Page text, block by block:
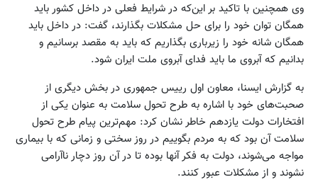
وی همچنین با تاکید بر این‌که در شرایط فعلی در داخل کشور باید
همگان توان خود را برای حل مشکلات بگذارند، گفت: در داخل باید
همگان شانه خود را زیرباری بگذاریم که باید به مقصد برسانیم و
بدانیم که آبروی ما باید فدای آبروی ملت ایران شود.
به گزارش ایسنا، معاون اول رییس جمهوری در بخش دیگری از
صحبت‌های خود با اشاره به طرح تحول سلامت به عنوان یکی از
افتخارات دولت یازدهم خاطر نشان کرد: مهم‌ترین پیام طرح تحول
سلامت آن بود که به مردم بگوییم در روز سختی و زمانی که با بیماری
مواجه می‌شوند، دولت به فکر آنها بوده تا در آن روز دچار ناآرامی
نشوند و از مشکلات عبور کنند.